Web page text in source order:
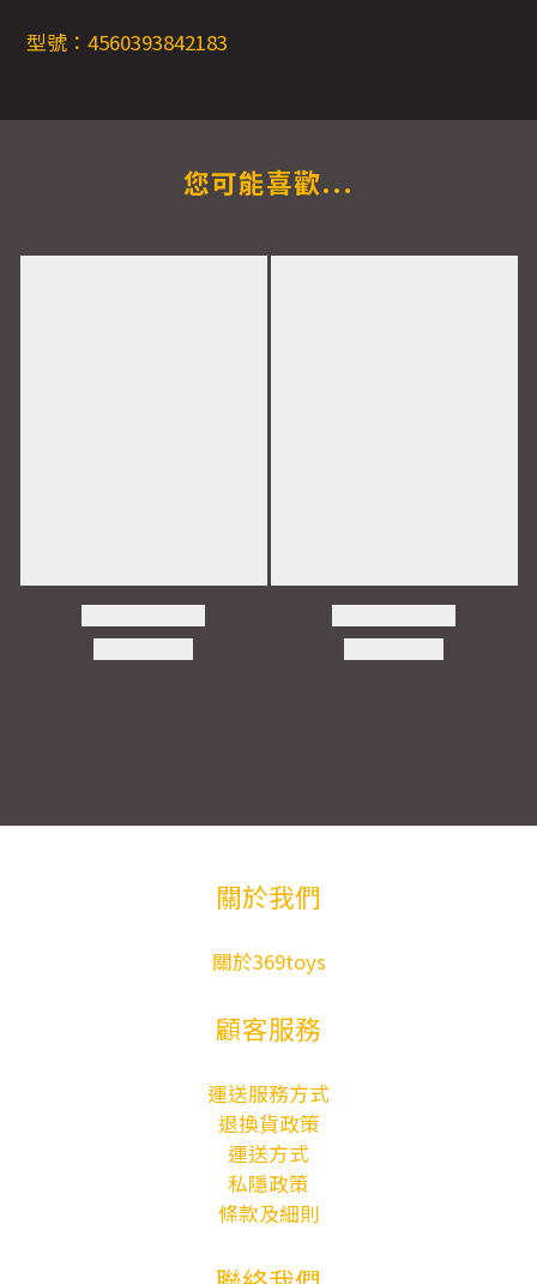
型號：4560393842183
您可能喜歡...
關於我們
關於369toys
顧客服務
運送服務方式
退換貨政策
運送方式
私隱政策
條款及細則